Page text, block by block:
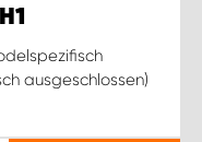
ausgeschlossen)